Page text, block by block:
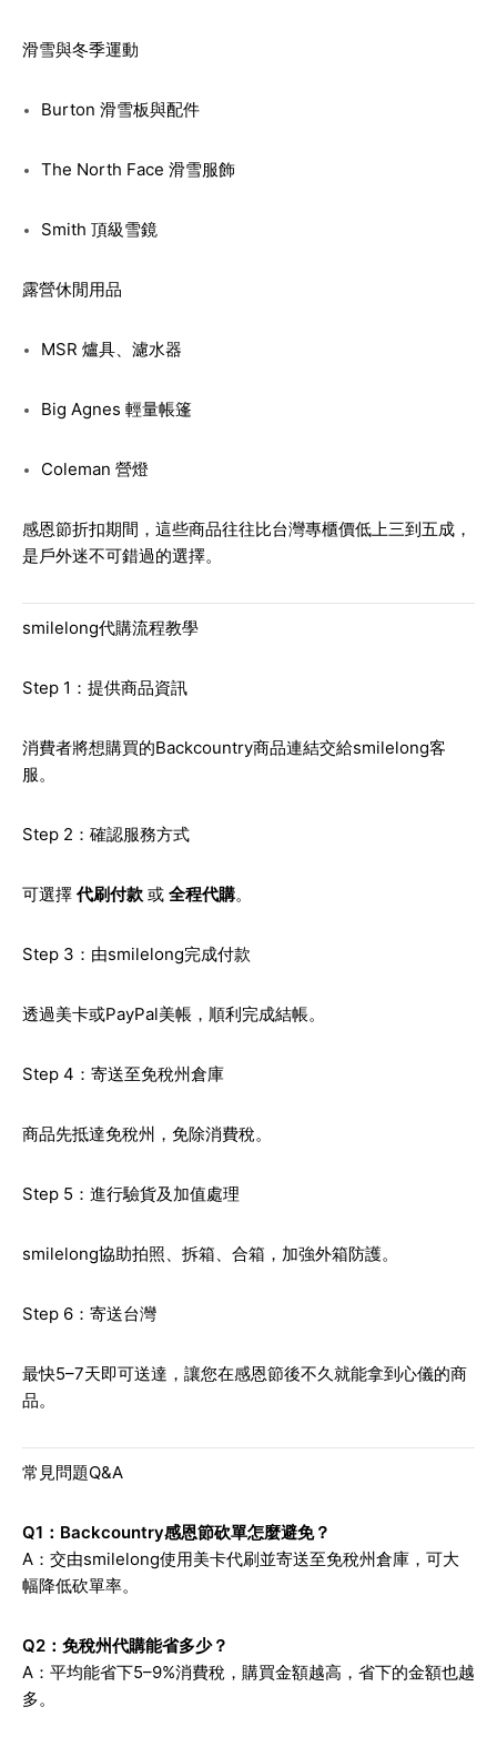
滑雪與冬季運動
Burton 滑雪板與配件
The North Face 滑雪服飾
Smith 頂級雪鏡
露營休閒用品
MSR 爐具、濾水器
Big Agnes 輕量帳篷
Coleman 營燈
感恩節折扣期間，這些商品往往比台灣專櫃價低上三到五成，
是戶外迷不可錯過的選擇。
smilelong代購流程教學
Step 1：提供商品資訊
消費者將想購買的Backcountry商品連結交給smilelong客
服。
Step 2：確認服務方式
可選擇 代刷付款 或 全程代購。
Step 3：由smilelong完成付款
透過美卡或PayPal美帳，順利完成結帳。
Step 4：寄送至免稅州倉庫
商品先抵達免稅州，免除消費稅。
Step 5：進行驗貨及加值處理
smilelong協助拍照、拆箱、合箱，加強外箱防護。
Step 6：寄送台灣
最快5–7天即可送達，讓您在感恩節後不久就能拿到心儀的商
品。
常見問題Q&A
Q1：Backcountry感恩節砍單怎麼避免？
A：交由smilelong使用美卡代刷並寄送至免稅州倉庫，可大
幅降低砍單率。
Q2：免稅州代購能省多少？
A：平均能省下5–9%消費稅，購買金額越高，省下的金額也越
多。